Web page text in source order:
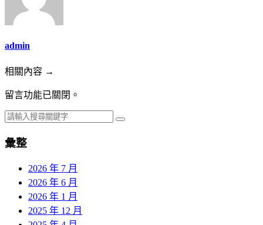
admin
相關內容 →
留言功能已關閉。
彙整
2026 年 7 月
2026 年 6 月
2026 年 1 月
2025 年 12 月